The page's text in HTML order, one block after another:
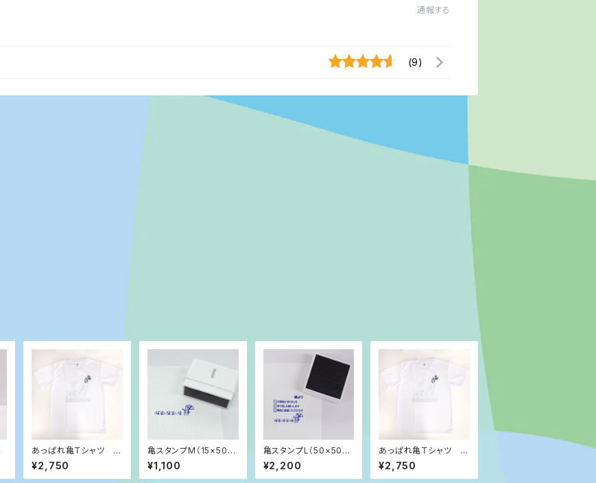
通報する
(9)
あっぱれ亀Ｔシャツ L
サイズ
¥2,750
亀スタンプM（15×50m
m） ①あっぱれ亀
¥1,100
亀スタンプL（50×50m
m） ②電話伝言メモ
¥2,200
あっぱれ亀Ｔシャツ M
サイズ
¥2,750